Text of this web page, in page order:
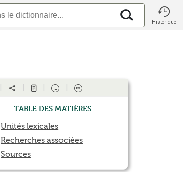
Historique
Table des matières
Unités lexicales
Recherches associées
Sources